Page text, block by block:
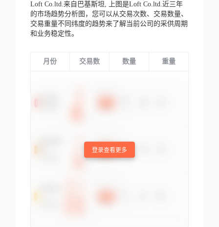
Loft Co.ltd.来自巴基斯坦,
上图是Loft Co.ltd.近三年
的市场趋势分析图，您可以从交易次数、交易数量、
交易重量不同纬度的趋势来了解当前公司的采供周期
和业务稳定性。
月份 交易数 数量 重量
登录查看更多